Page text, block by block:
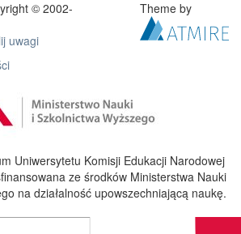
© 2002-
uwagi
Theme by
Uniwersytetu Komisji Edukacji Narodowej
ze środków Ministerstwa Nauki
na działalność upowszechniającą naukę.